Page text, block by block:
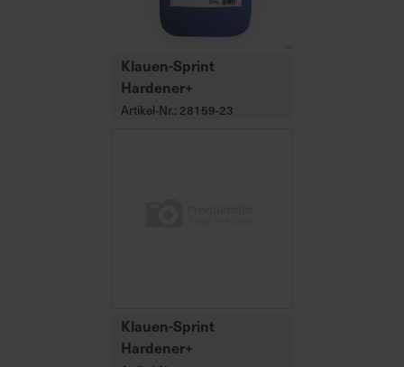
Klauen-Sprint
Hardener+
Artikel-Nr.: 28159-23
Klauen-Sprint
Hardener+